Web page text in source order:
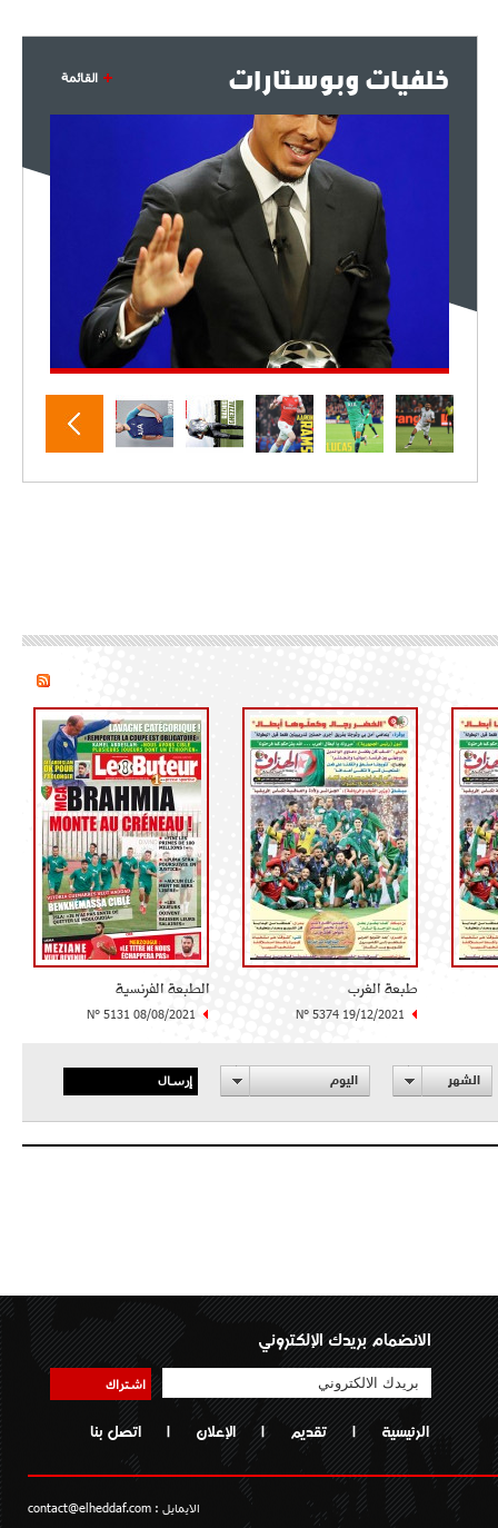
خلفيات وبوستارات القائمة
طبعة الغرب
N° 5374 19/12/2021
الطبعة الفرنسية
N° 5131 08/08/2021
الشهر اليوم إرسال
الانضمام بريدك الإلكتروني
اشتراك
الرئيسية | تقديم | الإعلان | اتصل بنا
الايمايل : contact@elheddaf.com